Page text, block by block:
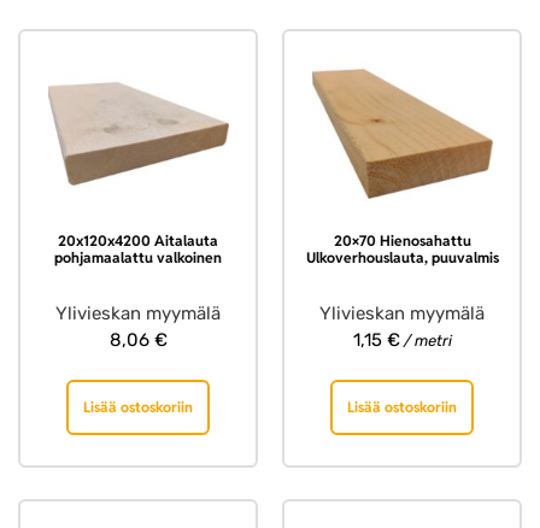
20x120x4200 Aitalauta
pohjamaalattu valkoinen
Ylivieskan myymälä
8,06 €
Lisää ostoskoriin
20×70 Hienosahattu
Ulkoverhouslauta, puuvalmis
Ylivieskan myymälä
1,15 €/ metri
Lisää ostoskoriin